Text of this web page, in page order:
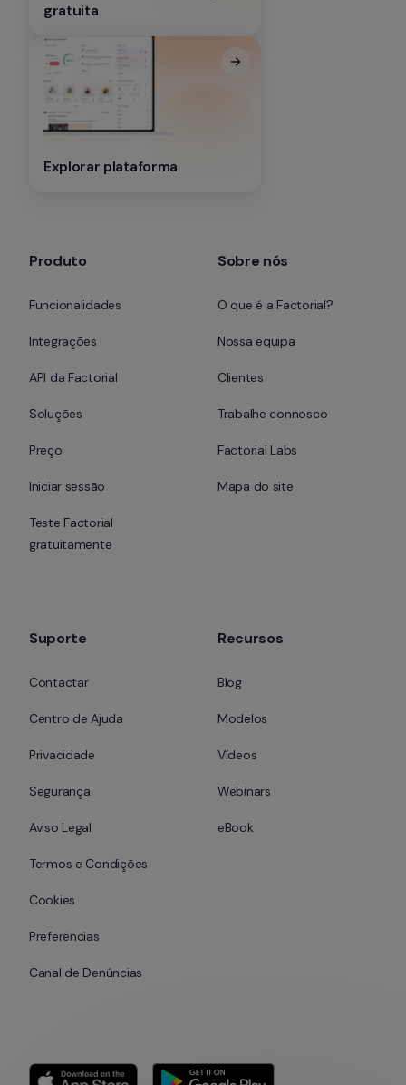
gratuita
Explorar plataforma
Produto
Funcionalidades
Integrações
API da Factorial
Soluções
Preço
Iniciar sessão
Teste Factorial
gratuitamente
Sobre nós
O que é a Factorial?
Nossa equipa
Clientes
Trabalhe connosco
Factorial Labs
Mapa do site
Suporte
Contactar
Centro de Ajuda
Privacidade
Segurança
Aviso Legal
Termos e Condições
Cookies
Preferências
Canal de Denúncias
Recursos
Blog
Modelos
Vídeos
Webinars
eBook